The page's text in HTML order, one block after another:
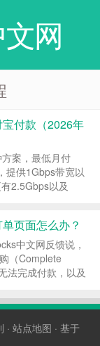
文网
付款（2026年
案，最低月付
提供1Gbps带宽以
2.5Gbps以及
页面怎么办？
中文网反馈说，
（Complete
法完成付款，以及
绍下出现这种问题
· 站点地图 · 基于